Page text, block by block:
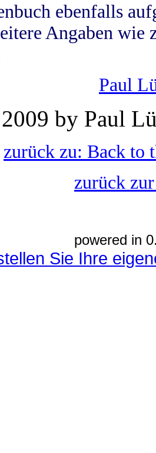
ebenfalls
Angaben wie
Paul
by Paul
zurück zu: Back to
zurück
powered in
Sie Ihre